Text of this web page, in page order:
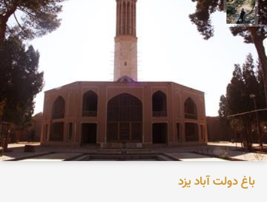
مونا سلطانی
باغ دولت آباد یزد